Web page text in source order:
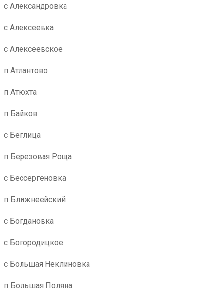
с Александровка
с Алексеевка
с Алексеевское
п Атлантово
п Атюхта
п Байков
с Беглица
п Березовая Роща
с Бессергеновка
п Ближнеейский
с Богдановка
с Богородицкое
с Большая Неклиновка
п Большая Поляна